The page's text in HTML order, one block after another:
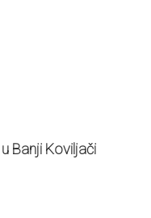
Banji Koviljači